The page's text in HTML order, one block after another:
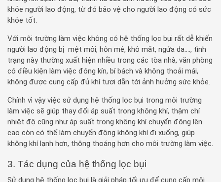
khỏe người lao động, từ đó bảo vệ cho người lao động có sức
khỏe tốt.
Với môi trường làm việc không có hệ thống lọc bụi rất dễ khiến
người lao động bị mệt mỏi, hôn mê, khô mắt, ngứa da…., tình
trạng này thường xuất hiện nhiều trong các tòa nhà, văn phòng
có điều kiện làm việc đóng kín, bí bách và không thoải mái,
không được cung cấp đủ khí tươi dẫn tới ảnh hưởng sức khỏe.
Chính vì vậy việc sử dụng hệ thống lọc bụi trong môi trường
làm việc sẽ giúp thay đổi áp suất trong không khí, thậm chí
nhiệt độ cũng như áp suất trong không khí chuyển động lên
cao còn có thể làm chuyển động không khí đi xuống, giúp
không khí lạnh hơn, thông thoáng hơn cho môi trường làm việc.
3. Tác dụng của hệ thống lọc bụi
Sử dụng hệ thống lọc bụi là giải pháp tối ưu để cung cấp môi